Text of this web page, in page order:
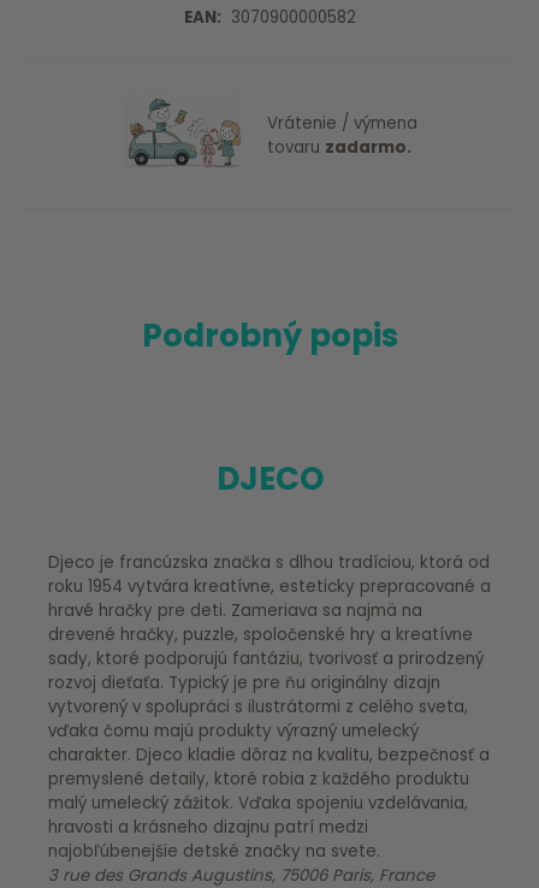
EAN: 3070900000582
Vrátenie / výmena
tovaru zadarmo.
Podrobný popis
DJECO
Djeco je francúzska značka s dlhou tradíciou, ktorá od
roku 1954 vytvára kreatívne, esteticky prepracované a
hravé hračky pre deti. Zameriava sa najmä na
drevené hračky, puzzle, spoločenské hry a kreatívne
sady, ktoré podporujú fantáziu, tvorivosť a prirodzený
rozvoj dieťaťa. Typický je pre ňu originálny dizajn
vytvorený v spolupráci s ilustrátormi z celého sveta,
vďaka čomu majú produkty výrazný umelecký
charakter. Djeco kladie dôraz na kvalitu, bezpečnosť a
premyslené detaily, ktoré robia z každého produktu
malý umelecký zážitok. Vďaka spojeniu vzdelávania,
hravosti a krásneho dizajnu patrí medzi
najobľúbenejšie detské značky na svete.
3 rue des Grands Augustins, 75006 Paris, France